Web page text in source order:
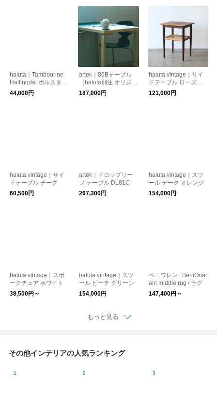
haluta｜Tambourine
Hallingdal ボルスター
クッション small
44,000円
artek｜80Bテーブル
（haluta別注 オリジナ
ルカラー）
187,000円
haluta vintage｜サイ
ドテーブル ローズウ
ッド ラタン
121,000円
haluta vintage｜サイ
ドテーブル チーク
60,500円
artek｜ドロップリー
フ テーブル DL81C
267,300円
haluta vintage｜スツ
ール チーク オレンジ
154,000円
haluta vintage｜スポ
ークチェア ホワイト
38,500円～
haluta vintage｜スツ
ール ビーチ グリーン
154,000円
ベニワレン | BeniOuar
ain middle rug / ラグ
147,400円～
もっと見る
その他インテリアの人気ランキング